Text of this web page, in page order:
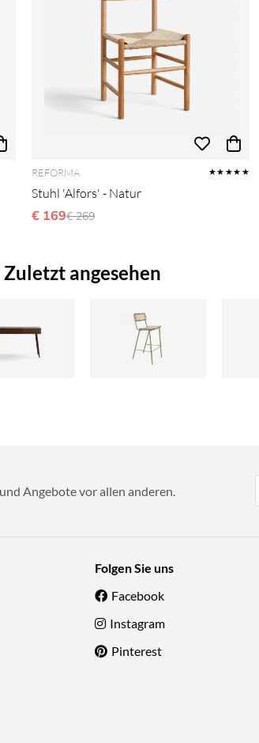
REFORMA ★★★★★
Stuhl 'Alfors' - Natur
€ 169Ordinarie pris:
€ 269
Zuletzt angesehen
Angebote vor allen anderen.
Folgen Sie uns
Facebook
Instagram
Pinterest